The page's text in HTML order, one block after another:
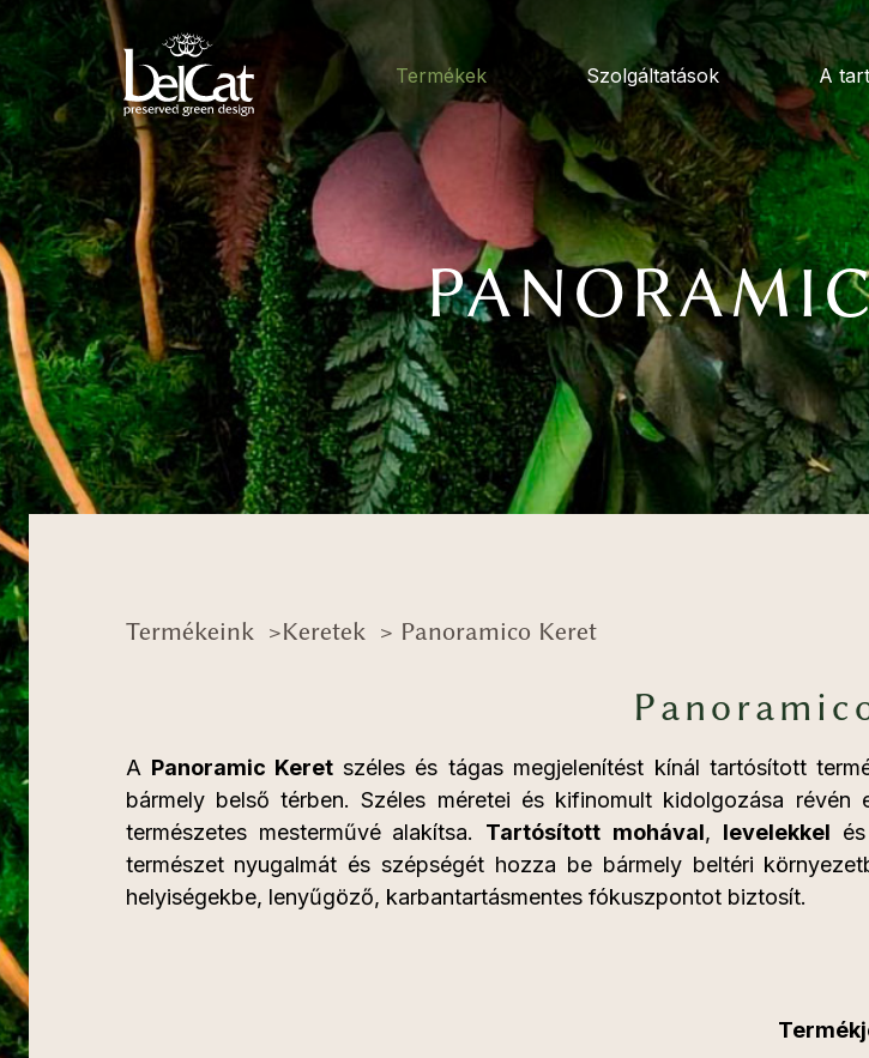
Termékek Szolgáltatások A
Termékeink>Keretek> Panoramico Keret
A Panoramic Keret széles és tágas megjelenítést kínál tartósított
bármely belső térben. Széles méretei és kifinomult kidolgozása
természetes mesterművé alakítsa. Tartósított mohával, levelekkel
természet nyugalmát és szépségét hozza be bármely beltéri
helyiségekbe, lenyűgöző, karbantartásmentes fókuszpontot biztosít.